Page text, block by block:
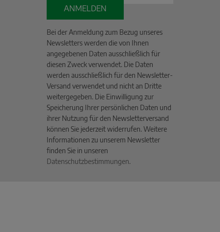
ANMELDEN
Bei der Anmeldung zum Bezug unseres
Newsletters werden die von Ihnen
angegebenen Daten ausschließlich für
diesen Zweck verwendet. Die Daten
werden ausschließlich für den Newsletter-
Versand verwendet und nicht an Dritte
weitergegeben. Die Einwilligung zur
Speicherung Ihrer persönlichen Daten und
ihrer Nutzung für den Newsletterversand
können Sie jederzeit widerrufen. Weitere
Informationen zu unserem Newsletter
finden Sie in unseren
Datenschutzbestimmungen.